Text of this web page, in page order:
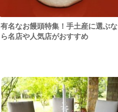
有名なお饅頭特集！手土産に選ぶな
ら名店や人気店がおすすめ